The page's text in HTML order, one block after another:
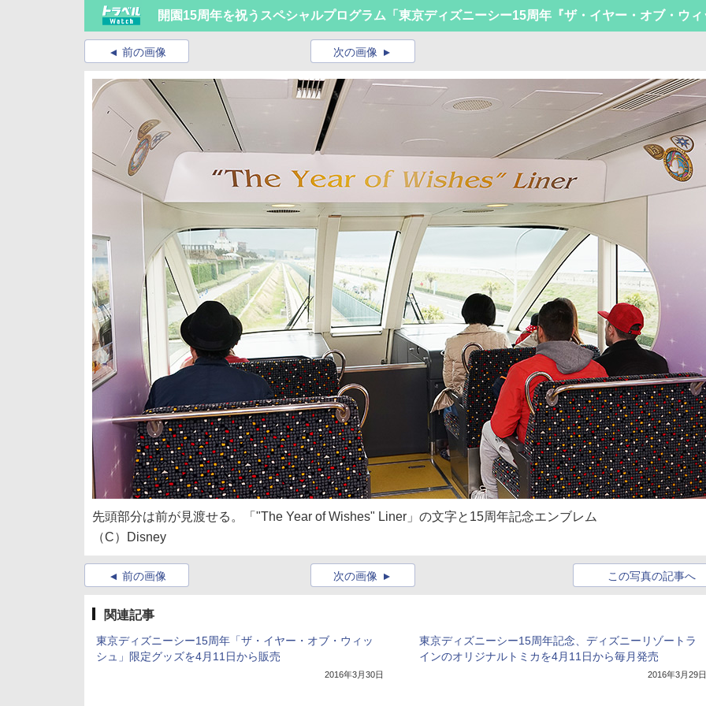
開園15周年を祝うスペシャルプログラム「東京ディズニーシー15周年『ザ・イヤー・オブ・ウ
前の画像 次の画像
先頭部分は前が見渡せる。「"The Year of Wishes" Liner」の文字と15周年記念エンブレム
（C）Disney
前の画像 この写真の記事へ
次の画像
関連記事
東京ディズニーシー15周年「ザ・イヤー・オブ・ウィッ
シュ」限定グッズを4月11日から販売
2016年3月30日
東京ディズニーシー15周年記念、ディズニーリゾートラ
インのオリジナルトミカを4月11日から毎月発売
2016年3月29日